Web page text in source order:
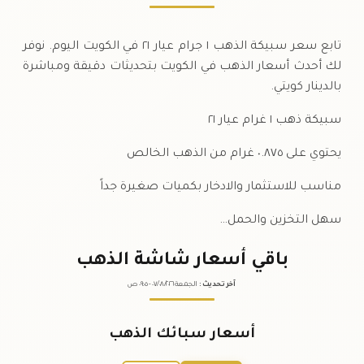
تابع سعر سبيكة الذهب ١ جرام عيار ٢١ في الكويت اليوم. نوفر
لك أحدث أسعار الذهب في الكويت بتحديثات دقيقة ومباشرة
بالدينار كويتي.
سبيكة ذهب ١ غرام عيار ٢١
يحتوي على ٠.٨٧٥ غرام من الذهب الخالص
مناسب للاستثمار والادخار بكميات صغيرة جداً
سهل التخزين والحمل…
باقي أسعار شاشة الذهب
آخر تحديث : الجمعة ٠٧ /٠٨/٢٠٢٦ - ٠٩:٠٥ ص
أسعار سبائك الذهب